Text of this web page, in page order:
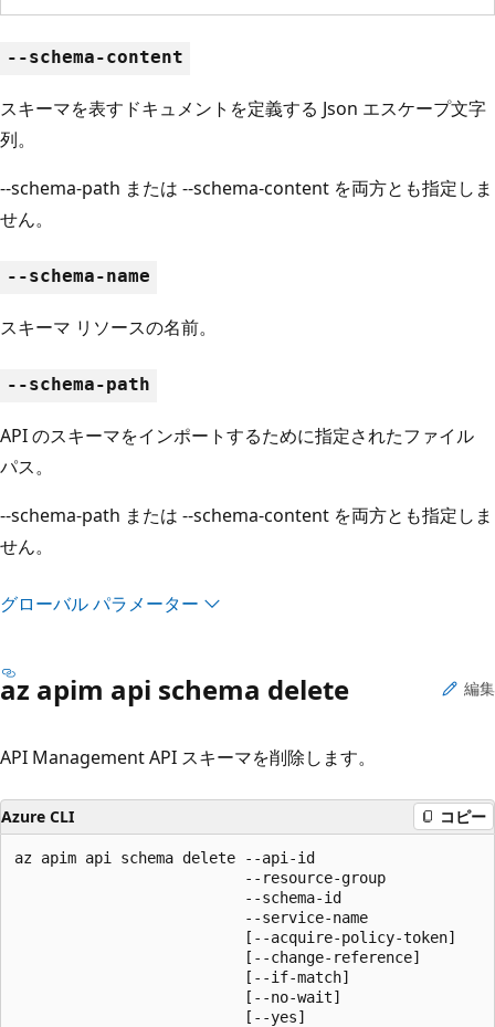
--schema-content
スキーマを表すドキュメントを定義する Json エスケープ文字
列。
--schema-path または --schema-content を両方とも指定しま
せん。
--schema-name
スキーマ リソースの名前。
--schema-path
API のスキーマをインポートするために指定されたファイル
パス。
--schema-path または --schema-content を両方とも指定しま
せん。
グローバル パラメーター
az apim api schema delete 編集
API Management API スキーマを削除します。
Azure CLI コピー
az apim api schema delete --api-id
                          --resource-group
                          --schema-id
                          --service-name
                          [--acquire-policy-token]
                          [--change-reference]
                          [--if-match]
                          [--no-wait]
                          [--yes]